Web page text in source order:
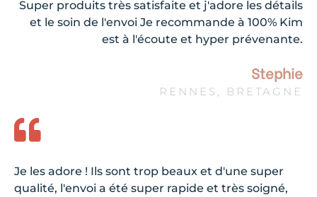
Super produits très satisfaite et j'adore les détails
et le soin de l'envoi Je recommande à 100% Kim
est à l'écoute et hyper prévenante.
Stephie
RENNES, BRETAGNE
Je les adore ! Ils sont trop beaux et d'une super
qualité, l'envoi a été super rapide et très soigné,